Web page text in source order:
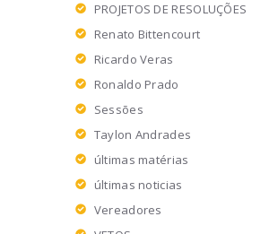
PROJETOS DE RESOLUÇÕES
Renato Bittencourt
Ricardo Veras
Ronaldo Prado
Sessões
Taylon Andrades
últimas matérias
últimas noticias
Vereadores